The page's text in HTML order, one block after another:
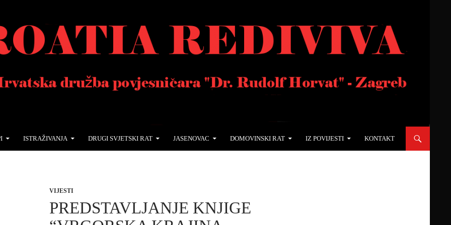
ISTRAŽIVANJA DRUGI SVJETSKI RAT JASENOVAC DOMOVINSKI RAT IZ POVIJESTI KONTAKT
VIJESTI
PREDSTAVLJANJE KNJIGE